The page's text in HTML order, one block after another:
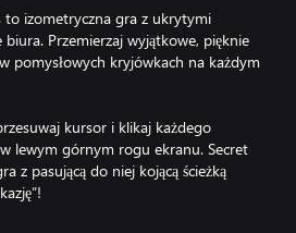
to izometryczna gra z ukrytymi
Przemierzaj wyjątkowe, pięknie
pomysłowych kryjówkach na każdym
kursor i klikaj każdego
lewym górnym rogu ekranu. Secret
z pasującą do niej kojącą ścieżką